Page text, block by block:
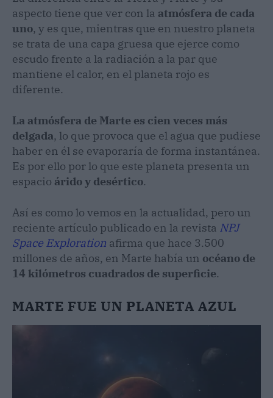
aspecto tiene que ver con la atmósfera de cada
uno, y es que, mientras que en nuestro planeta
se trata de una capa gruesa que ejerce como
escudo frente a la radiación a la par que
mantiene el calor, en el planeta rojo es
diferente.
La atmósfera de Marte es cien veces más
delgada, lo que provoca que el agua que pudiese
haber en él se evaporaría de forma instantánea.
Es por ello por lo que este planeta presenta un
espacio árido y desértico.
Así es como lo vemos en la actualidad, pero un
reciente artículo publicado en la revista NPJ
Space Exploration afirma que hace 3.500
millones de años, en Marte había un océano de
14 kilómetros cuadrados de superficie.
MARTE FUE UN PLANETA AZUL